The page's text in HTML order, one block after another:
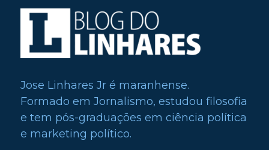
Jose Linhares Jr é maranhense.
Formado em Jornalismo, estudou filosofia
e tem pós-graduações em ciência política
e marketing político.